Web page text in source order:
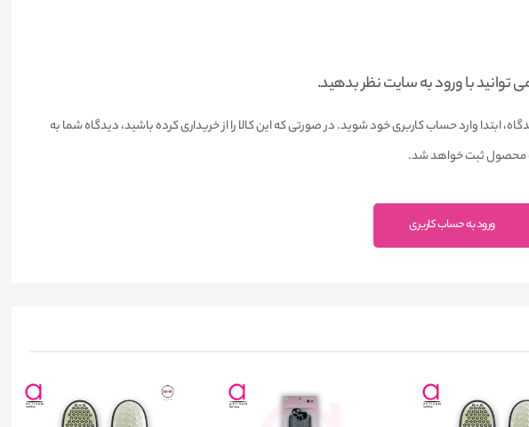
با ورود به سایت نظر بدهید.
ابتدا وارد حساب کاربری خود شوید. در صورتی که این کالا را از خریداری کرده باشید، دیدگاه شما به
محصول ثبت خواهد شد.
ورود به حساب کاربری